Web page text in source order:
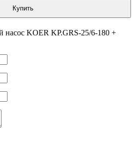
Купить
KOER KP.GRS-25/6-180 +